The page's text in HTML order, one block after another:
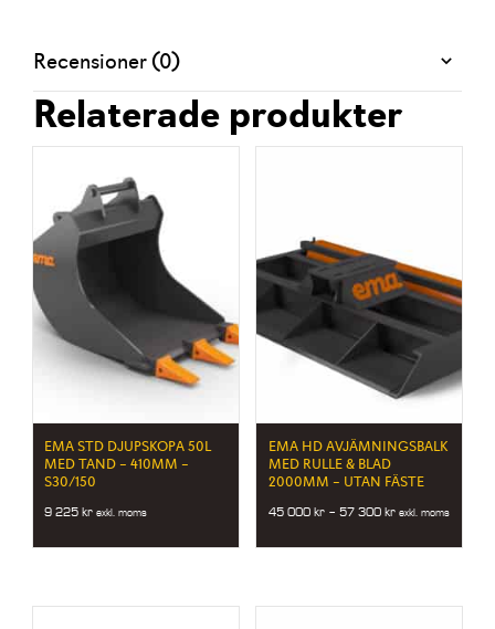
Recensioner (0)
Relaterade produkter
EMA STD DJUPSKOPA 50L
MED TAND – 410MM –
S30/150
9 225kr exkl. moms
EMA HD AVJÄMNINGSBALK
MED RULLE & BLAD
2000MM – UTAN FÄSTE
45 000 kr – 57 300 krPrice
45
57
exkl. moms